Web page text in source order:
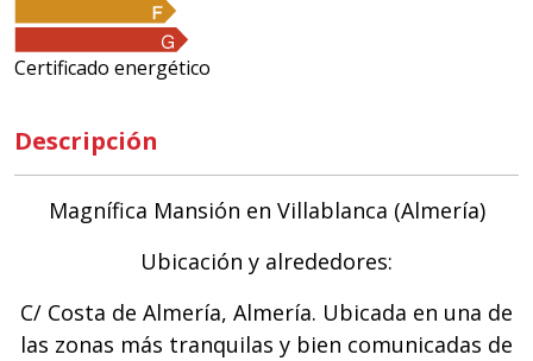
Certificado energético
Descripción
Magnífica Mansión en Villablanca (Almería)
Ubicación y alrededores:
C/ Costa de Almería, Almería. Ubicada en una de
las zonas más tranquilas y bien comunicadas de